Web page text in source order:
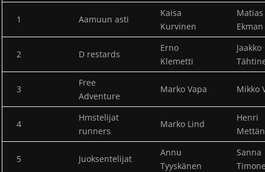
1 Aamuun asti
Kaisa
Kurvinen
Matias
Ekman
2 D restards
Erno
Klemetti
Jaakko
3
Free
Adventure
Marko Vapa Mikko
4
Hmstelijat
runners
Marko Lind
Henri
5 Juoksentelijat
Annu
Tyyskänen
Sanna